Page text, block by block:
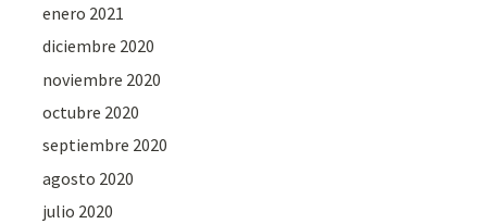
enero 2021
diciembre 2020
noviembre 2020
octubre 2020
septiembre 2020
agosto 2020
julio 2020